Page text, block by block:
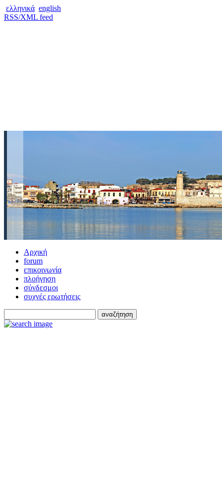
ελληνικά english
RSS/XML feed
Αρχική
forum
επικοινωνία
πλοήγηση
σύνδεσμοι
συχνές ερωτήσεις